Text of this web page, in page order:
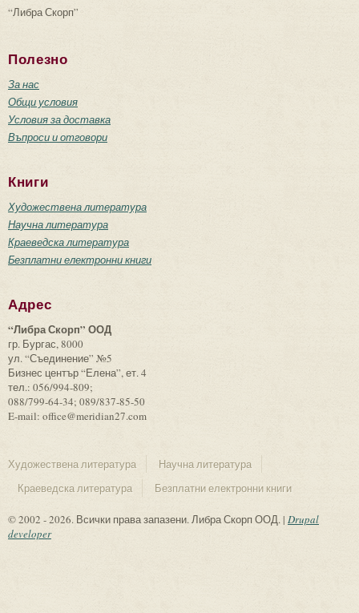
“Либра Скорп”
Полезно
За нас
Общи условия
Условия за доставка
Въпроси и отговори
Книги
Художествена литература
Научна литература
Краеведска литература
Безплатни електронни книги
Адрес
“Либра Скорп” ООД
гр. Бургас, 8000
ул. “Съединение” №5
Бизнес център “Елена”, ет. 4
тел.: 056/994-809;
088/799-64-34; 089/837-85-50
E-mail: office@meridian27.com
Художествена литература
Научна литература
Краеведска литература
Безплатни електронни книги
© 2002 - 2026. Всички права запазени. Либра Скорп ООД. | Drupal
developer